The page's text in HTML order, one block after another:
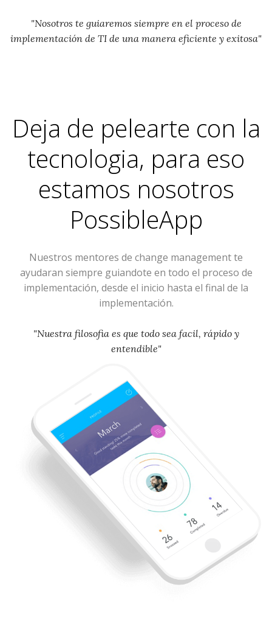
"Nosotros te guiaremos siempre en el proceso de
implementación de TI de una manera eficiente y exitosa"
Deja de pelearte con la
tecnologia, para eso
estamos nosotros
PossibleApp
Nuestros mentores de change management te
ayudaran siempre guiandote en todo el proceso de
implementación, desde el inicio hasta el final de la
implementación.
"Nuestra filosofia es que todo sea facil, rápido y
entendible"